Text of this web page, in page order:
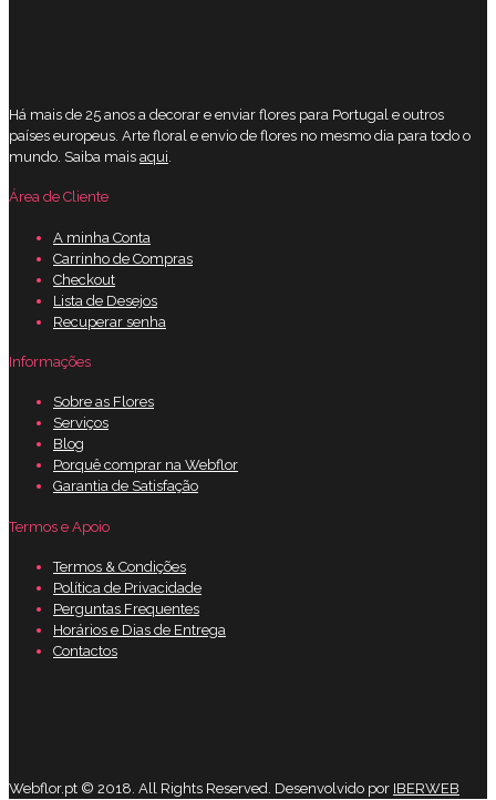
Há mais de 25 anos a decorar e enviar flores para Portugal e outros
países europeus. Arte floral e envio de flores no mesmo dia para todo o
mundo. Saiba mais aqui.
Área de Cliente
A minha Conta
Carrinho de Compras
Checkout
Lista de Desejos
Recuperar senha
Informações
Sobre as Flores
Serviços
Blog
Porquê comprar na Webflor
Garantia de Satisfação
Termos e Apoio
Termos & Condições
Política de Privacidade
Perguntas Frequentes
Horários e Dias de Entrega
Contactos
Webflor.pt © 2018. All Rights Reserved. Desenvolvido por IBERWEB